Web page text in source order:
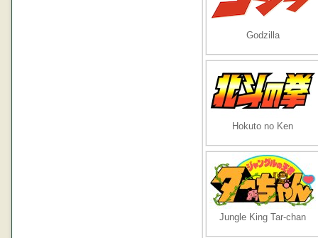
Godzilla
Hokuto no Ken
Jungle King Tar-chan